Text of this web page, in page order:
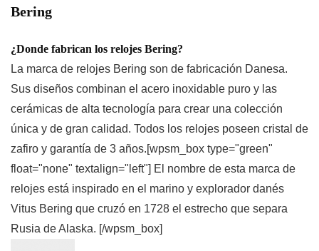
Bering
¿Donde fabrican los relojes Bering?
La marca de relojes Bering son de fabricación Danesa.
Sus diseños combinan el acero inoxidable puro y las
cerámicas de alta tecnología para crear una colección
única y de gran calidad. Todos los relojes poseen cristal de
zafiro y garantía de 3 años.[wpsm_box type="green"
float="none" textalign="left"] El nombre de esta marca de
relojes está inspirado en el marino y explorador danés
Vitus Bering que cruzó en 1728 el estrecho que separa
Rusia de Alaska. [/wpsm_box]